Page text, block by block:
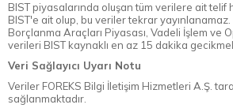
BIST piyasalarında oluşan tüm verilere ait telif
BIST'e ait olup, bu veriler tekrar yayınlanamaz.
Borçlanma Araçları Piyasası, Vadeli İşlem ve
verileri BIST kaynaklı en az 15 dakika
Veri Sağlayıcı Uyarı Notu
Veriler FOREKS Bilgi İletişim Hizmetleri A.Ş.
sağlanmaktadır.